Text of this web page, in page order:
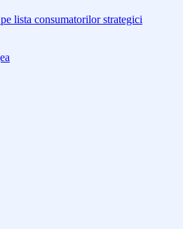
lista consumatorilor strategici